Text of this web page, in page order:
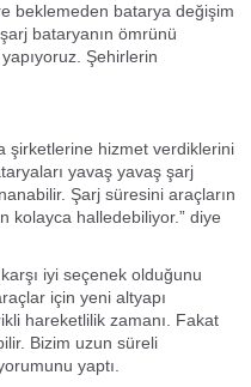
beklemeden batarya değişim
bataryanın ömrünü
Şehirlerin
şirketlerine hizmet verdiklerini
yavaş yavaş şarj
Şarj süresini araçların
kolayca halledebiliyor.” diye
iyi seçenek olduğunu
için yeni altyapı
hareketlilik zamanı. Fakat
Bizim uzun süreli
yaptı.